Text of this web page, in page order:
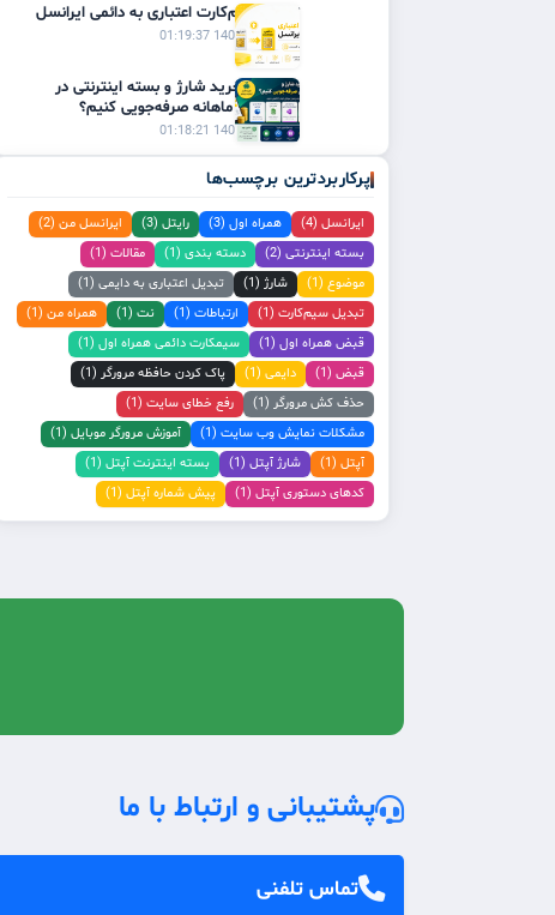
تبدیل سیم‌کارت اعتباری به دائمی ایرانسل
1405/02/31 01:19:37
چگونه با خرید شارژ و بسته اینترنتی در
هزینه‌های ماهانه صرفه‌جویی کنیم؟
1405/02/31 01:18:21
پرکاربردترین برچسب‌ها
ایرانسل (4) همراه اول (3) رایتل (3)
ایرانسل من (2)
بسته اینترنتی (2)
دسته بندی (1)
مقالات (1)
موضوع (1)
شارژ (1)
تبدیل اعتباری به دایمی (1)
تبدیل سیم‌کارت (1)
ارتباطات (1) نت (1)
همراه من (1)
قبض همراه اول (1)
سیمکارت دائمی همراه اول (1)
قبض (1)
دایمی (1)
پاک کردن حافظه مرورگر (1)
حذف کش مرورگر (1)
رفع خطای سایت (1)
مشکلات نمایش وب سایت (1)
آموزش مرورگر موبایل (1)
آپتل (1)
شارژ آپتل (1)
بسته اینترنت آپتل (1)
کدهای دستوری آپتل (1)
پیش شماره آپتل (1)
پشتیبانی و ارتباط با ما
تماس تلفنی